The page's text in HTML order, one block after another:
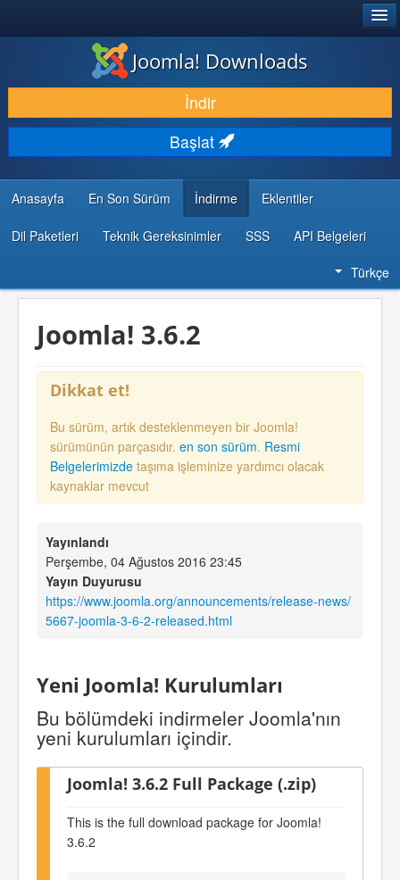
İNDIR & GENIŞLET
KEŞFET & ÖĞREN
TOPLULUK & DESTEK
GELIŞTIRICI KAYNAKLARI
Joomla! Downloads
İndir
Başlat
Anasayfa En Son Sürüm İndirme Eklentiler
Dil Paketleri Teknik Gereksinimler SSS API Belgeleri
Türkçe
Joomla! 3.6.2
Dikkat et!
Bu sürüm, artık desteklenmeyen bir Joomla!
sürümünün parçasıdır. en son sürüm. Resmi
Belgelerimizde taşıma işleminize yardımcı olacak
kaynaklar mevcut
Yayınlandı
Perşembe, 04 Ağustos 2016 23:45
Yayın Duyurusu
https://www.joomla.org/announcements/release-news/
5667-joomla-3-6-2-released.html
Yeni Joomla! Kurulumları
Bu bölümdeki indirmeler Joomla'nın
yeni kurulumları içindir.
Joomla! 3.6.2 Full Package (.zip)
This is the full download package for Joomla!
3.6.2